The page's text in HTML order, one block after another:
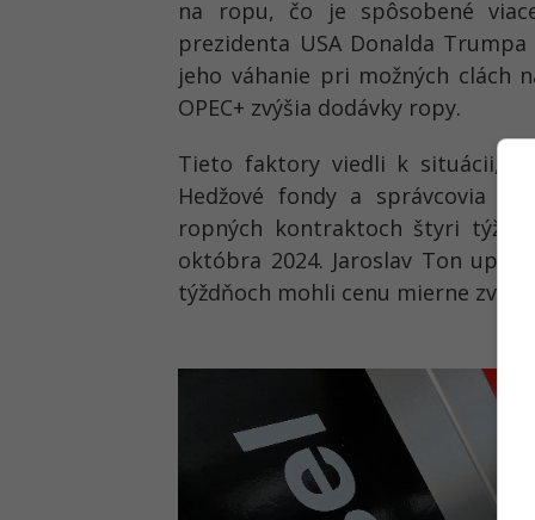
na ropu, čo je spôsobené
prezidenta USA Donalda
jeho váhanie pri možných clách
OPEC+ zvýšia dodávky ropy.
Tieto faktory viedli k situácii,
Hedžové fondy a správcovia
ropných kontraktoch štyri
októbra 2024. Jaroslav Ton
týždňoch mohli cenu mierne zvýšiť